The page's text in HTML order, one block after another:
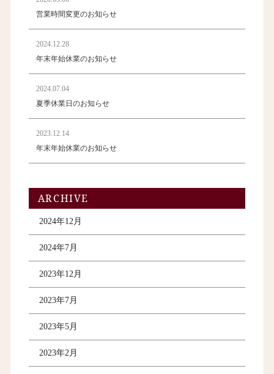
営業時間変更のお知らせ
2024.12.28
年末年始休業のお知らせ
2024.07.04
夏季休業日のお知らせ
2023.12.14
年末年始休業のお知らせ
ARCHIVE
2024年12月
2024年7月
2023年12月
2023年7月
2023年5月
2023年2月